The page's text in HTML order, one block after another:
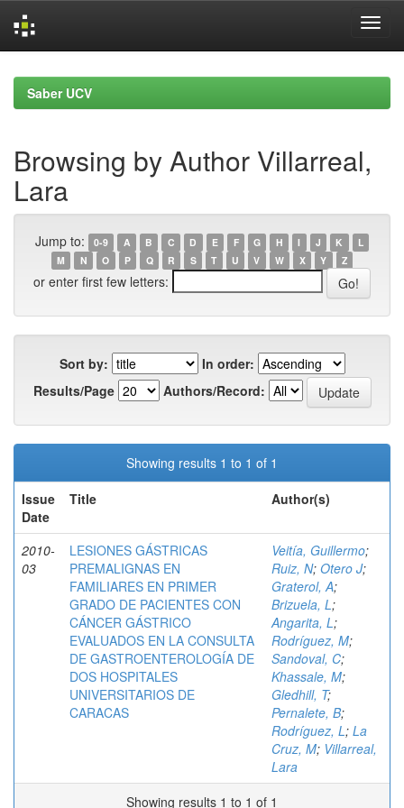
navigationSaber UCV
Browsing by Author Villarreal,
Lara
Jump to: 0-9 A B C D E F G H I J K
L
M
N O P Q R S T U V W X Y Z
or enter first few letters:
Sort by:
In order:
Results/Page
Authors/Record:
Showing results 1 to 1 of 1
Issue
Date
Title Author(s)
2010-
03
LESIONES GÁSTRICAS
PREMALIGNAS EN
FAMILIARES EN PRIMER
GRADO DE PACIENTES CON
CÁNCER GÁSTRICO
EVALUADOS EN LA CONSULTA
DE GASTROENTEROLOGÍA DE
DOS HOSPITALES
UNIVERSITARIOS DE
CARACAS
Veitía, Guillermo;
Ruiz, N; Otero J;
Graterol, A;
Brizuela, L;
Angarita, L;
Rodríguez, M;
Sandoval, C;
Khassale, M;
Gledhill, T;
Pernalete, B;
Rodríguez, L; La
Cruz, M; Villarreal,
Lara
Showing results 1 to 1 of 1